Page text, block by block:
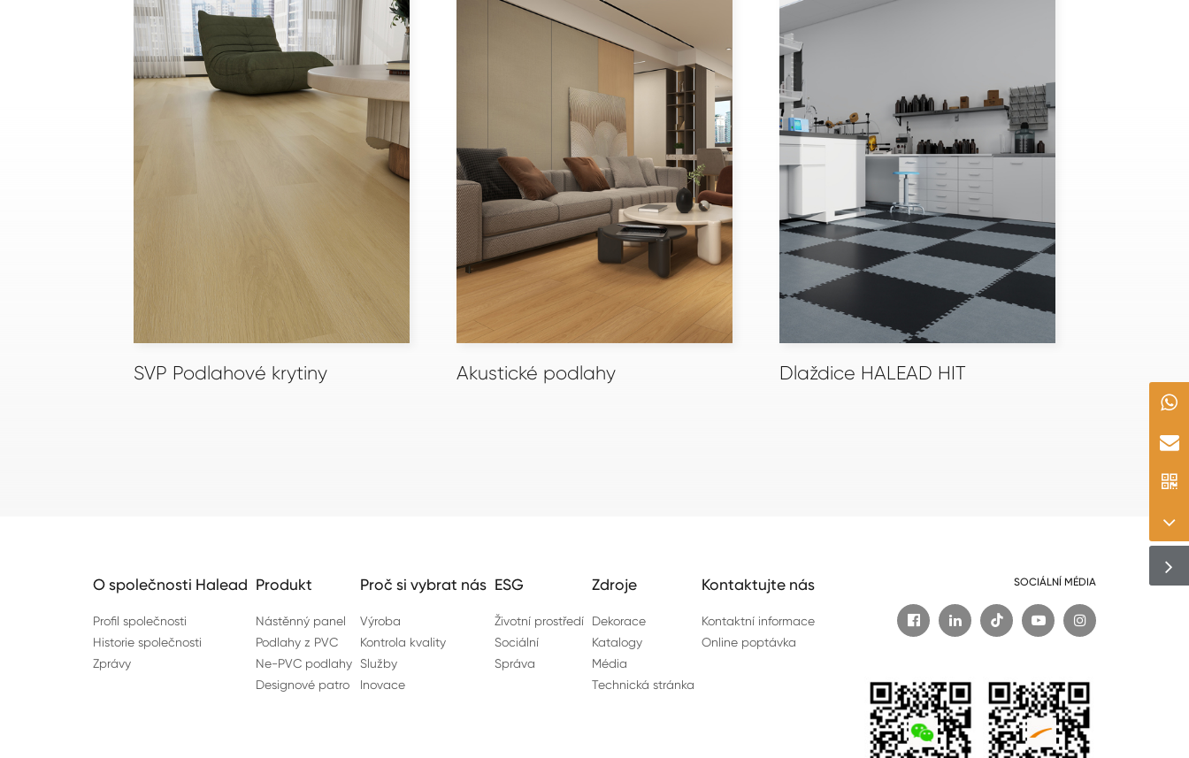
SVP Podlahové krytiny Akustické podlahy Dlaždice HALEAD HIT
O společnosti Halead
Profil společnosti
Historie společnosti
Zprávy
Produkt
Nástěnný panel
Podlahy z PVC
Ne-PVC podlahy
Designové patro
Proč si vybrat nás
Výroba
Kontrola kvality
Služby
Inovace
ESG
Životní prostředí
Sociální
Správa
Zdroje
Dekorace
Katalogy
Média
Technická stránka
Kontaktujte nás
Kontaktní informace
Online poptávka
SOCIÁLNÍ MÉDIA
